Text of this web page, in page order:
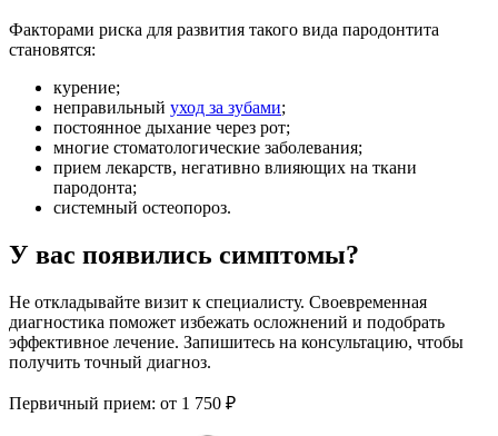
Факторами риска для развития такого вида пародонтита
становятся:
курение;
неправильный уход за зубами;
постоянное дыхание через рот;
многие стоматологические заболевания;
прием лекарств, негативно влияющих на ткани
пародонта;
системный остеопороз.
У вас появились симптомы?
Не откладывайте визит к специалисту. Своевременная
диагностика поможет избежать осложнений и подобрать
эффективное лечение. Запишитесь на консультацию, чтобы
получить точный диагноз.
Первичный прием: от 1 750 ₽